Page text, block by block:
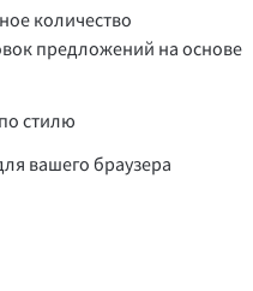
количество
предложений на основе
стилю
вашего браузера